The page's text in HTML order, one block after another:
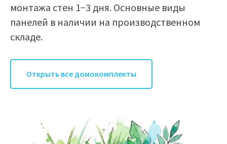
монтажа стен 1−3 дня. Основные виды
панелей в наличии на производственном
складе.
Открыть все домокомплекты